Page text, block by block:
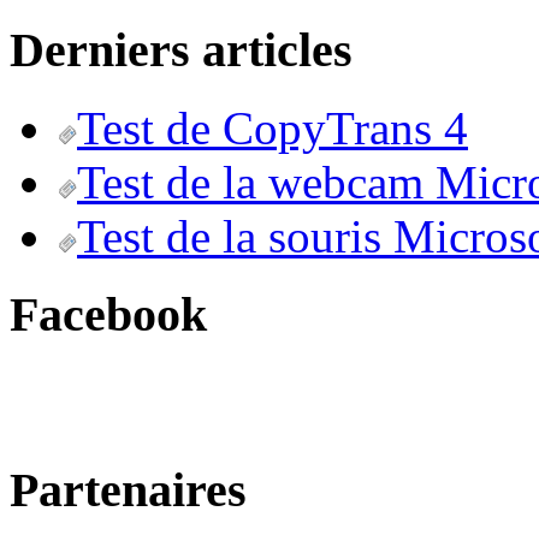
Derniers articles
Test de CopyTrans 4
Test de la webcam
Test de la souris
Facebook
Partenaires